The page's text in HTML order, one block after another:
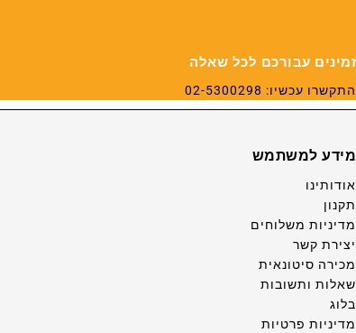
זמינים עבורכם לכל שאלה
התקשרו עכשיו: 02-5300298
מידע למשתמש
אודותינו
תקנון
מדיניות משלוחים
יצירת קשר
מכירה סיטונאית
שאלות ותשובות
בלוג
מדיניות פרטיות